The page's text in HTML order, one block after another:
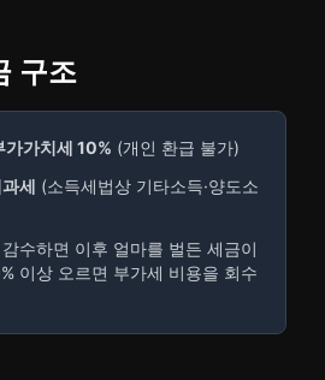
구조
가가치세 10% (개인 환급 불가)
세 (소득세법상 기타소득·양도소
수하면 이후 얼마를 벌든 세금이
이상 오르면 부가세 비용을 회수